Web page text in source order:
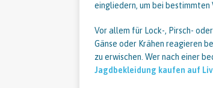
eingliedern, um bei bestimmten
Vor allem für Lock-, Pirsch-
Gänse oder Krähen reagieren
zu erwischen. Wer nach einer
Jagdbekleidung kaufen auf